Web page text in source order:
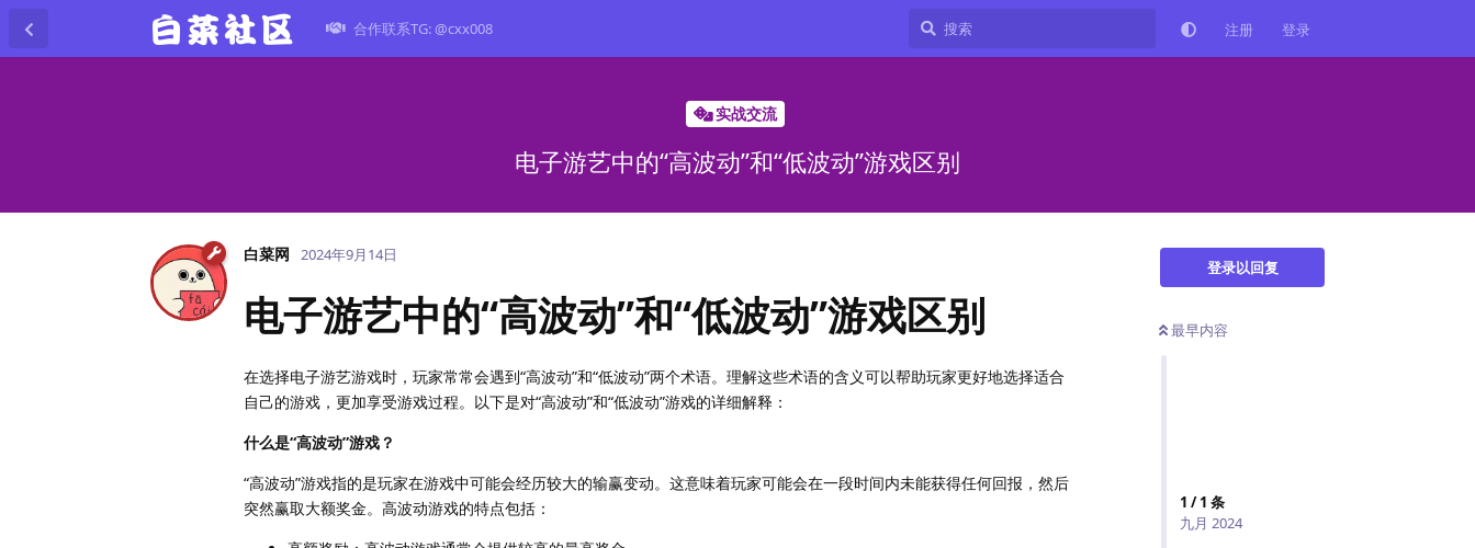
合作联系TG: @cxx008 注册 登录
实战交流
电子游艺中的“高波动”和“低波动”游戏区别
登录以回复
最早内容
1 /1 条
九月 2024
白菜网 2024年9月14日
电子游艺中的“高波动”和“低波动”游戏区别
在选择电子游艺游戏时，玩家常常会遇到“高波动”和“低波动”两个术语。理解这些术语的含义可以帮助玩家更好地选择适合
自己的游戏，更加享受游戏过程。以下是对“高波动”和“低波动”游戏的详细解释：
什么是“高波动”游戏？
“高波动”游戏指的是玩家在游戏中可能会经历较大的输赢变动。这意味着玩家可能会在一段时间内未能获得任何回报，然后
突然赢取大额奖金。高波动游戏的特点包括：